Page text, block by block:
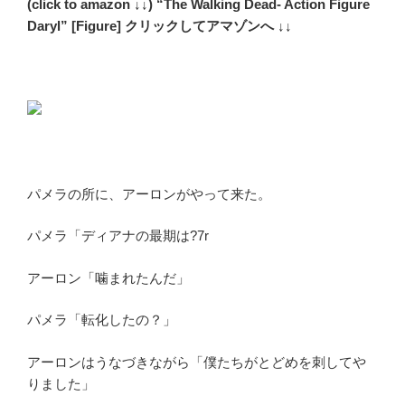
(click to amazon ↓↓) “The Walking Dead- Action Figure
Daryl” [Figure] クリックしてアマゾンへ ↓↓
パメラの所に、アーロンがやって来た。
パメラ「ディアナの最期は?7r
アーロン「噛まれたんだ」
パメラ「転化したの？」
アーロンはうなづきながら「僕たちがとどめを刺してや
りました」